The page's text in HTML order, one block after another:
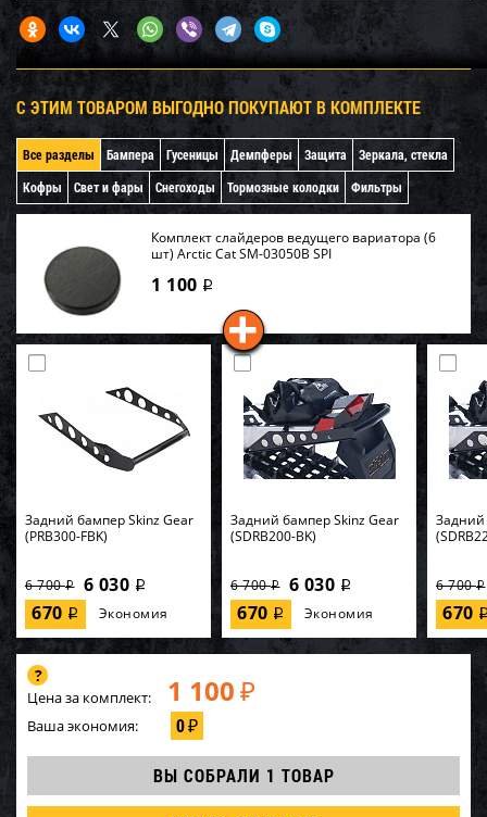
С ЭТИМ ТОВАРОМ ВЫГОДНО ПОКУПАЮТ В КОМПЛЕКТЕ
Все разделы Бампера Гусеницы Демпферы Защита
Зеркала, стекла
Кофры
Свет и фары Снегоходы Тормозные колодки Фильтры
Комплект слайдеров ведущего вариатора (6
шт) Arctic Cat SM-03050B SPI
1 100 i
Задний бампер Skinz Gear
(PRB300-FBK)
6 700i 6 030 i
670 i Экономия
Задний бампер Skinz Gear
(SDRB200-BK)
6 700i 6 030 i
670 i Экономия
Задний
6 700i
670
Цена за комплект: 1 100 ₽
Ваша экономия: 0₽
ВЫ СОБРАЛИ 1 ТОВАР